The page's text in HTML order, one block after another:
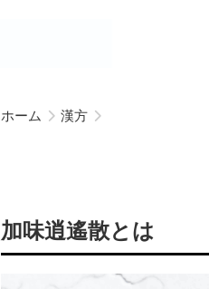
ホーム 漢方
加味逍遙散とは